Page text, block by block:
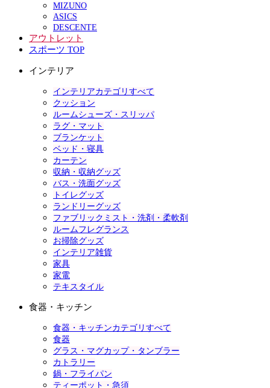
MIZUNO
ASICS
DESCENTE
アウトレット
スポーツ TOP
インテリア
インテリアカテゴリすべて
クッション
ルームシューズ・スリッパ
ラグ・マット
ブランケット
ベッド・寝具
カーテン
収納・収納グッズ
バス・洗面グッズ
トイレグッズ
ランドリーグッズ
ファブリックミスト・洗剤・柔軟剤
ルームフレグランス
お掃除グッズ
インテリア雑貨
家具
家電
テキスタイル
食器・キッチン
食器・キッチンカテゴリすべて
食器
グラス・マグカップ・タンブラー
カトラリー
鍋・フライパン
ティーポット・急須